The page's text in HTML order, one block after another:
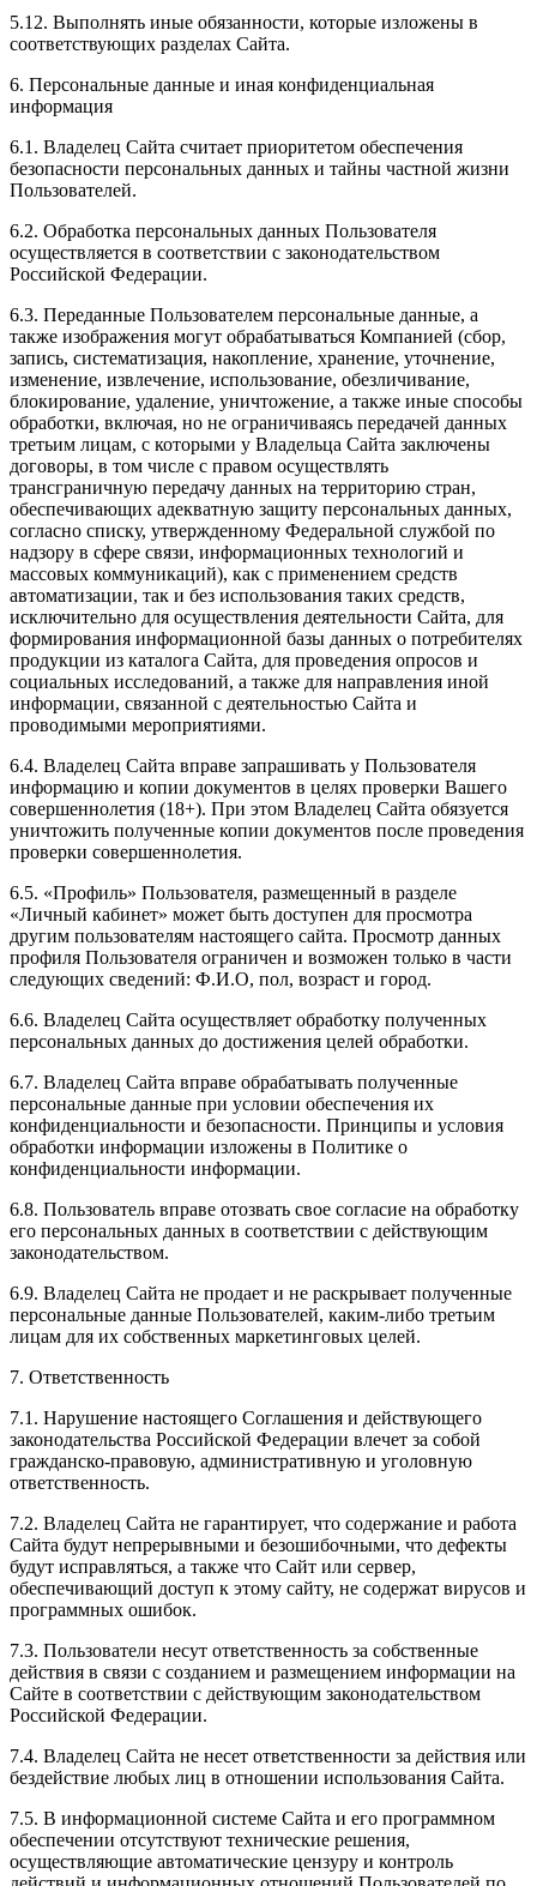
5.12. Выполнять иные обязанности, которые изложены в
соответствующих разделах Сайта.
6. Персональные данные и иная конфиденциальная
информация
6.1. Владелец Сайта считает приоритетом обеспечения
безопасности персональных данных и тайны частной жизни
Пользователей.
6.2. Обработка персональных данных Пользователя
осуществляется в соответствии с законодательством
Российской Федерации.
6.3. Переданные Пользователем персональные данные, а
также изображения могут обрабатываться Компанией (сбор,
запись, систематизация, накопление, хранение, уточнение,
изменение, извлечение, использование, обезличивание,
блокирование, удаление, уничтожение, а также иные способы
обработки, включая, но не ограничиваясь передачей данных
третьим лицам, с которыми у Владельца Сайта заключены
договоры, в том числе с правом осуществлять
трансграничную передачу данных на территорию стран,
обеспечивающих адекватную защиту персональных данных,
согласно списку, утвержденному Федеральной службой по
надзору в сфере связи, информационных технологий и
массовых коммуникаций), как с применением средств
автоматизации, так и без использования таких средств,
исключительно для осуществления деятельности Сайта, для
формирования информационной базы данных о потребителях
продукции из каталога Сайта, для проведения опросов и
социальных исследований, а также для направления иной
информации, связанной с деятельностью Сайта и
проводимыми мероприятиями.
6.4. Владелец Сайта вправе запрашивать у Пользователя
информацию и копии документов в целях проверки Вашего
совершеннолетия (18+). При этом Владелец Сайта обязуется
уничтожить полученные копии документов после проведения
проверки совершеннолетия.
6.5. «Профиль» Пользователя, размещенный в разделе
«Личный кабинет» может быть доступен для просмотра
другим пользователям настоящего сайта. Просмотр данных
профиля Пользователя ограничен и возможен только в части
следующих сведений: Ф.И.О, пол, возраст и город.
6.6. Владелец Сайта осуществляет обработку полученных
персональных данных до достижения целей обработки.
6.7. Владелец Сайта вправе обрабатывать полученные
персональные данные при условии обеспечения их
конфиденциальности и безопасности. Принципы и условия
обработки информации изложены в Политике о
конфиденциальности информации.
6.8. Пользователь вправе отозвать свое согласие на обработку
его персональных данных в соответствии с действующим
законодательством.
6.9. Владелец Сайта не продает и не раскрывает полученные
персональные данные Пользователей, каким-либо третьим
лицам для их собственных маркетинговых целей.
7. Ответственность
7.1. Нарушение настоящего Соглашения и действующего
законодательства Российской Федерации влечет за собой
гражданско-правовую, административную и уголовную
ответственность.
7.2. Владелец Сайта не гарантирует, что содержание и работа
Сайта будут непрерывными и безошибочными, что дефекты
будут исправляться, а также что Сайт или сервер,
обеспечивающий доступ к этому сайту, не содержат вирусов и
программных ошибок.
7.3. Пользователи несут ответственность за собственные
действия в связи с созданием и размещением информации на
Сайте в соответствии с действующим законодательством
Российской Федерации.
7.4. Владелец Сайта не несет ответственности за действия или
бездействие любых лиц в отношении использования Сайта.
7.5. В информационной системе Сайта и его программном
обеспечении отсутствуют технические решения,
осуществляющие автоматические цензуру и контроль